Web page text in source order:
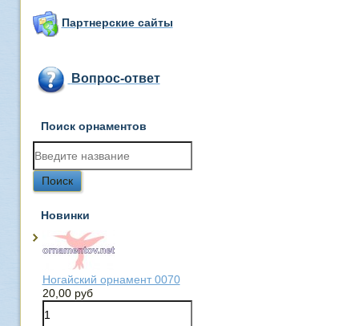
Партнерские сайты
Вопрос-ответ
Поиск орнаментов
Новинки
Ногайский орнамент 0070
20,00 руб